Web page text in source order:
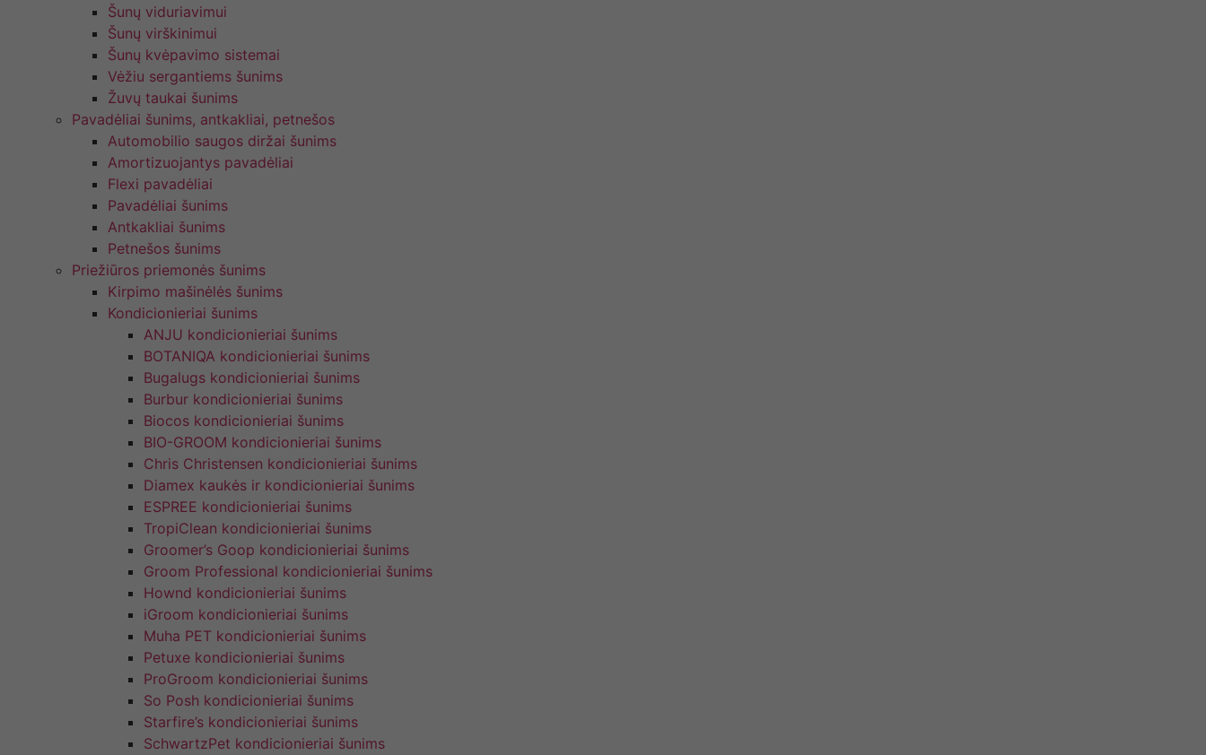
Šunų viduriavimui
Šunų virškinimui
Šunų kvėpavimo sistemai
Vėžiu sergantiems šunims
Žuvų taukai šunims
Pavadėliai šunims, antkakliai, petnešos
Automobilio saugos diržai šunims
Amortizuojantys pavadėliai
Flexi pavadėliai
Pavadėliai šunims
Antkakliai šunims
Petnešos šunims
Priežiūros priemonės šunims
Kirpimo mašinėlės šunims
Kondicionieriai šunims
ANJU kondicionieriai šunims
BOTANIQA kondicionieriai šunims
Bugalugs kondicionieriai šunims
Burbur kondicionieriai šunims
Biocos kondicionieriai šunims
BIO-GROOM kondicionieriai šunims
Chris Christensen kondicionieriai šunims
Diamex kaukės ir kondicionieriai šunims
ESPREE kondicionieriai šunims
TropiClean kondicionieriai šunims
Groomer’s Goop kondicionieriai šunims
Groom Professional kondicionieriai šunims
Hownd kondicionieriai šunims
iGroom kondicionieriai šunims
Muha PET kondicionieriai šunims
Petuxe kondicionieriai šunims
ProGroom kondicionieriai šunims
So Posh kondicionieriai šunims
Starfire’s kondicionieriai šunims
SchwartzPet kondicionieriai šunims